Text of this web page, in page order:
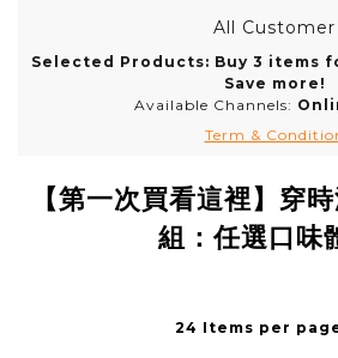
All Customer
Selected Products: Buy 3 items
Save more!
Available Channels:
Term &
【第一次買看這裡】穿
組：任選口味
24 Items per